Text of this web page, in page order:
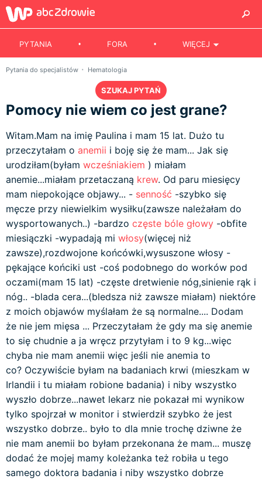
PYTANIA FORA WIĘCEJ
Pytania do specjalistów Hematologia
SZUKAJ PYTAŃ
Pomocy nie wiem co jest grane?
Witam.Mam na imię Paulina i mam 15 lat. Dużo tu
przeczytałam o anemii i boję się że mam... Jak się
urodziłam(byłam wcześniakiem ) miałam
anemie...miałam przetaczaną krew. Od paru miesięcy
mam niepokojące objawy... - senność -szybko się
męcze przy niewielkim wysiłku(zawsze należałam do
wysportowanych..) -bardzo częste bóle głowy -obfite
miesiączki -wypadają mi włosy(więcej niż
zawsze),rozdwojone końcówki,wysuszone włosy -
pękające końciki ust -coś podobnego do worków pod
oczami(mam 15 lat) -częste dretwienie nóg,sinienie rąk i
nóg.. -blada cera...(bledsza niż zawsze miałam) niektóre
z moich objawów myślałam że są normalne.... Dodam
że nie jem mięsa ... Przeczytałam że gdy ma się anemie
to się chudnie a ja wręcz przytyłam i to 9 kg...więc
chyba nie mam anemii więc jeśli nie anemia to
co? Oczywiście byłam na badaniach krwi (mieszkam w
Irlandii i tu miałam robione badania) i niby wszystko
wyszło dobrze...nawet lekarz nie pokazał mi wynikow
tylko spojrzał w monitor i stwierdził szybko że jest
wszystko dobrze.. było to dla mnie trochę dziwne że
nie mam anemii bo byłam przekonana że mam... muszę
dodać że mojej mamy koleżanka też robiła u tego
samego doktora badania i niby wszystko dobrze